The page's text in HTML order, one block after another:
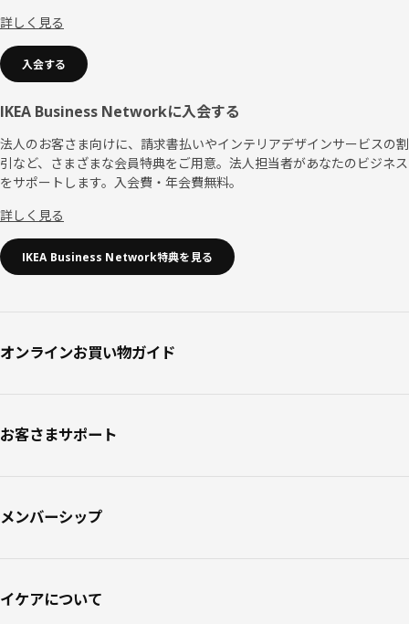
詳しく見る
入会する
IKEA Business Networkに入会する
法人のお客さま向けに、請求書払いやインテリアデザインサービスの割
引など、さまざまな会員特典をご用意。法人担当者があなたのビジネス
をサポートします。入会費・年会費無料。
詳しく見る
IKEA Business Network特典を見る
オンラインお買い物ガイド
お客さまサポート
メンバーシップ
イケアについて